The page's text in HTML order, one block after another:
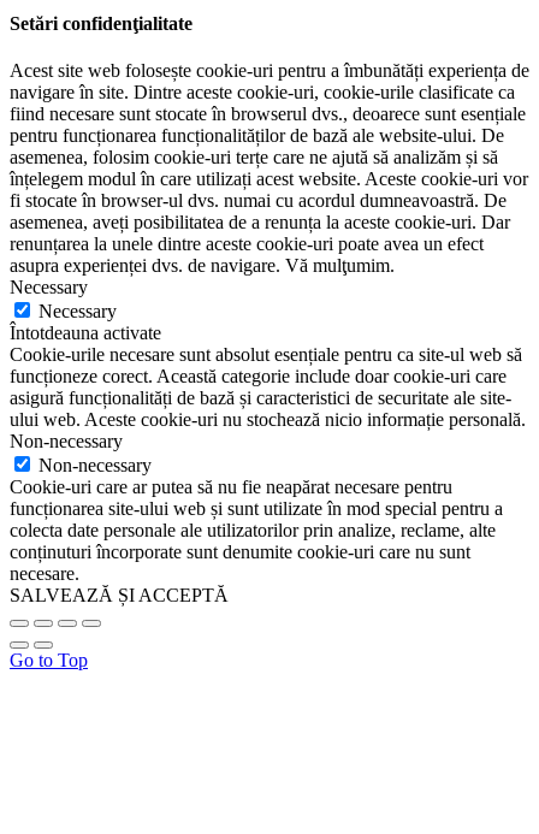
Setări confidenţialitate
Acest site web folosește cookie-uri pentru a îmbunătăți experiența de
navigare în site. Dintre aceste cookie-uri, cookie-urile clasificate ca
fiind necesare sunt stocate în browserul dvs., deoarece sunt esențiale
pentru funcționarea funcționalităților de bază ale website-ului. De
asemenea, folosim cookie-uri terțe care ne ajută să analizăm și să
înțelegem modul în care utilizați acest website. Aceste cookie-uri vor
fi stocate în browser-ul dvs. numai cu acordul dumneavoastră. De
asemenea, aveți posibilitatea de a renunța la aceste cookie-uri. Dar
renunțarea la unele dintre aceste cookie-uri poate avea un efect
asupra experienței dvs. de navigare. Vă mulţumim.
Necessary
Necessary
Întotdeauna activate
Cookie-urile necesare sunt absolut esențiale pentru ca site-ul web să
funcționeze corect. Această categorie include doar cookie-uri care
asigură funcționalități de bază și caracteristici de securitate ale site-
ului web. Aceste cookie-uri nu stochează nicio informație personală.
Non-necessary
Non-necessary
Cookie-uri care ar putea să nu fie neapărat necesare pentru
funcționarea site-ului web și sunt utilizate în mod special pentru a
colecta date personale ale utilizatorilor prin analize, reclame, alte
conținuturi încorporate sunt denumite cookie-uri care nu sunt
necesare.
SALVEAZĂ ȘI ACCEPTĂ
Go to Top